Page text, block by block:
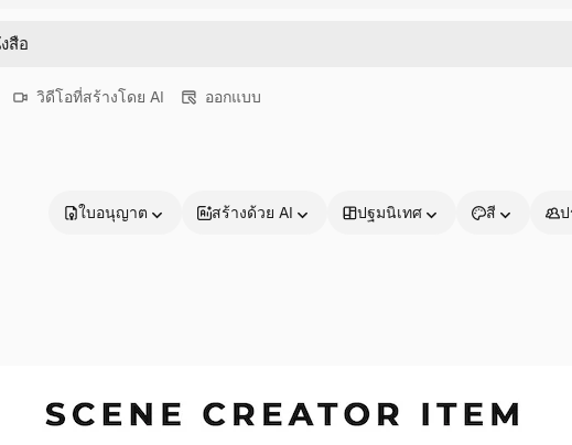
วิดีโอที่สร้างโดย AI ออกแบบ
ใบอนุญาต สร้างด้วย AI ปฐมนิเทศ สี